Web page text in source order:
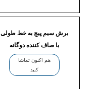
برش سیم پیچ به خط طولی
با صاف کننده دوگانه
هم اکنون تماشا
کنید